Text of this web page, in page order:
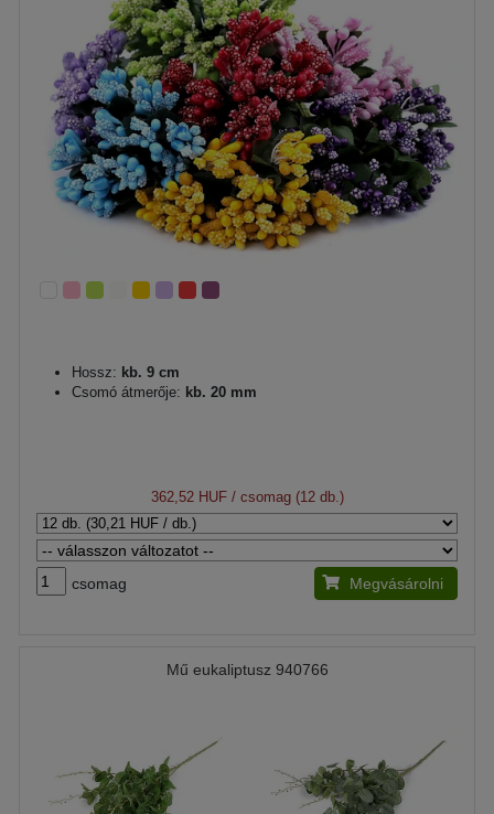
Hossz: kb. 9 cm
Csomó átmerője: kb. 20 mm
362,52 HUF/ csomag (12 db.)
csomag Megvásárolni
Mű eukaliptusz 940766